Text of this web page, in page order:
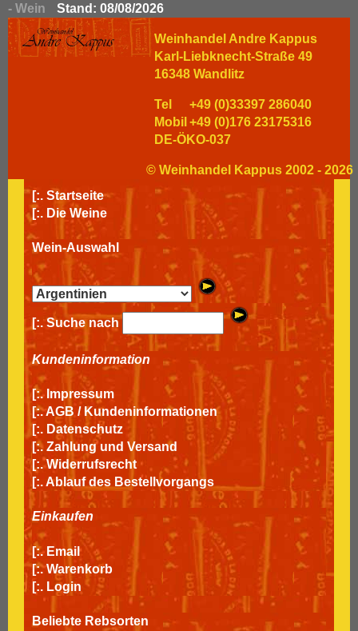
- Wein Stand: 08/08/2026
Weinhandel Andre Kappus
Karl-Liebknecht-Straße 49
16348 Wandlitz
Tel
+49 (0)33397 286040
Mobil +49 (0)176 23175316
DE-ÖKO-037
© Weinhandel Kappus 2002 - 2026
[:. Startseite
[:. Die Weine
Wein-Auswahl
[:. Suche nach
Kundeninformation
[:. Impressum
[:.AGB / Kundeninformationen
[:. Datenschutz
[:. Zahlung und Versand
[:. Widerrufsrecht
[:.Ablauf des Bestellvorgangs
Einkaufen
[:. Email
[:. Warenkorb
[:. Login
Beliebte Rebsorten